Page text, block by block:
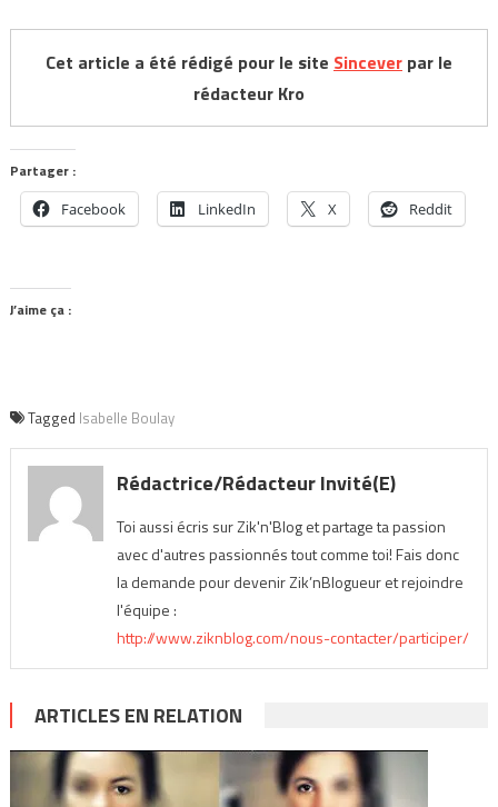
Cet article a été rédigé pour le site Sincever par le
rédacteur Kro
Partager :
Facebook LinkedIn X Reddit
J’aime ça :
Tagged Isabelle Boulay
Rédactrice/Rédacteur Invité(e)
Toi aussi écris sur Zik'n'Blog et partage ta passion
avec d'autres passionnés tout comme toi! Fais donc
la demande pour devenir Zik’nBlogueur et rejoindre
l'équipe :
http://www.ziknblog.com/nous-contacter/participer/
ARTICLES EN RELATION